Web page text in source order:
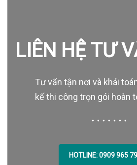
LIÊN HỆ TƯ
Tư vấn tận nơi và khái
kế thi công trọn gói hoàn
HOTLINE: 0909 965